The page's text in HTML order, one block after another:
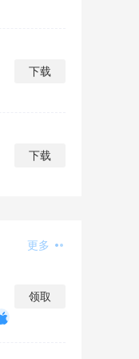
下载
下载
更多
领取